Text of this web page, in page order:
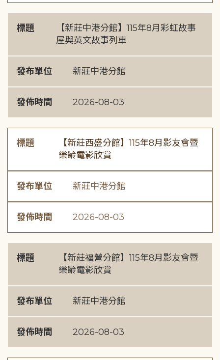
標題
【新莊中港分館】115年8月彩虹故事
屋與英文故事列車
發布單位 新莊中港分館
發佈時間 2026-08-03
標題
【新莊西盛分館】115年8月影友會暨
樂齡電影欣賞
發布單位 新莊中港分館
發佈時間 2026-08-03
標題
【新莊福營分館】115年8月影友會暨
樂齡電影欣賞
發布單位 新莊中港分館
發佈時間 2026-08-03